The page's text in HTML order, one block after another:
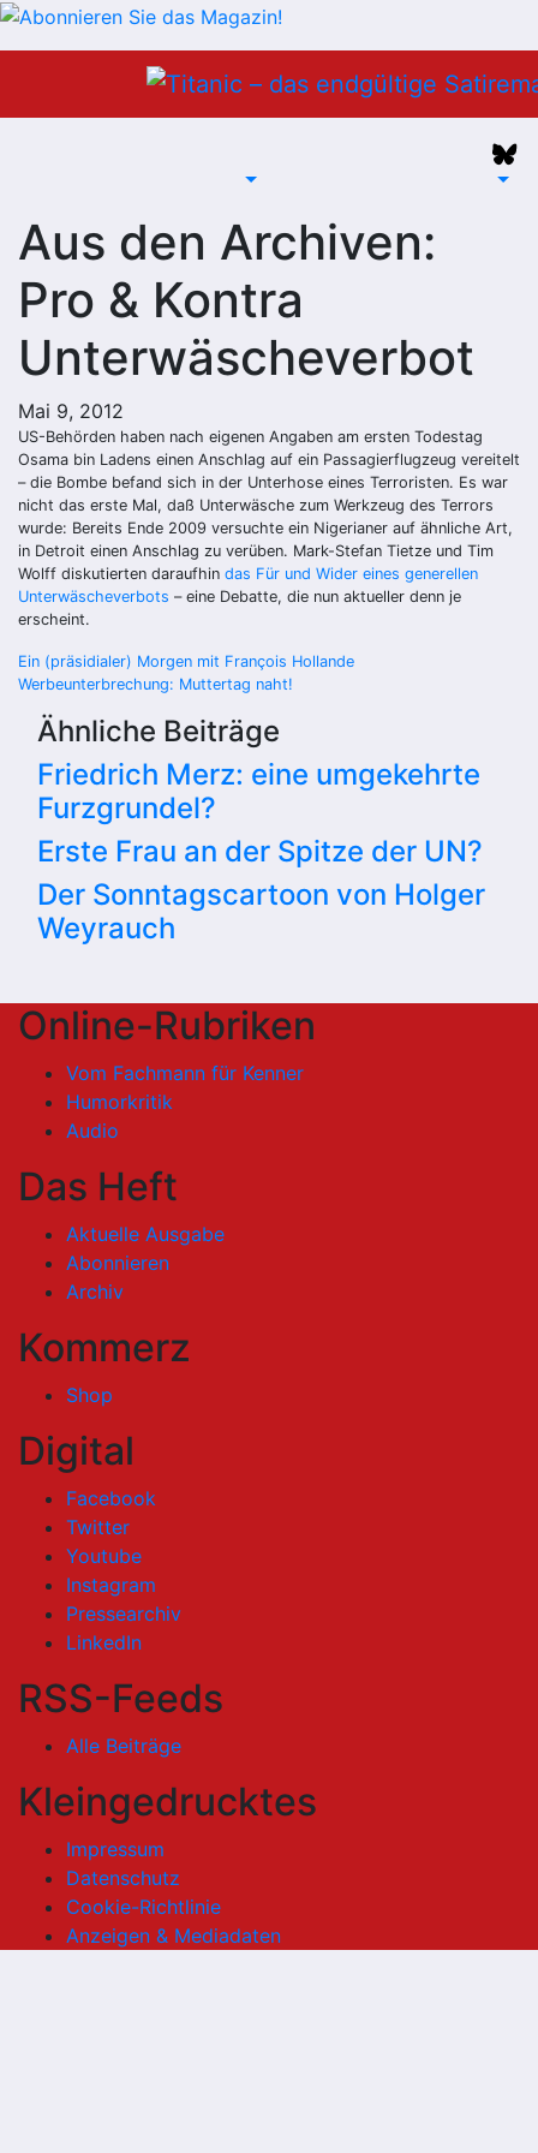
Aus den Archiven:
Pro & Kontra
Unterwäscheverbot
Mai 9, 2012
US-Behörden haben nach eigenen Angaben am ersten Todestag
Osama bin Ladens einen Anschlag auf ein Passagierflugzeug vereitelt
– die Bombe befand sich in der Unterhose eines Terroristen. Es war
nicht das erste Mal, daß Unterwäsche zum Werkzeug des Terrors
wurde: Bereits Ende 2009 versuchte ein Nigerianer auf ähnliche Art,
in Detroit einen Anschlag zu verüben. Mark-Stefan Tietze und Tim
Wolff diskutierten daraufhin das Für und Wider eines generellen
Unterwäscheverbots – eine Debatte, die nun aktueller denn je
erscheint.
Beitragsnavigation
Ein (präsidialer) Morgen mit François Hollande
Werbeunterbrechung: Muttertag naht!
Ähnliche Beiträge
Friedrich Merz: eine umgekehrte
Furzgrundel?
Erste Frau an der Spitze der UN?
Der Sonntagscartoon von Holger
Weyrauch
Online-Rubriken
Vom Fachmann für Kenner
Humorkritik
Audio
Das Heft
Aktuelle Ausgabe
Abonnieren
Archiv
Kommerz
Shop
Digital
Facebook
Twitter
Youtube
Instagram
Pressearchiv
LinkedIn
RSS-Feeds
Alle Beiträge
Kleingedrucktes
Impressum
Datenschutz
Cookie-Richtlinie
Anzeigen & Mediadaten